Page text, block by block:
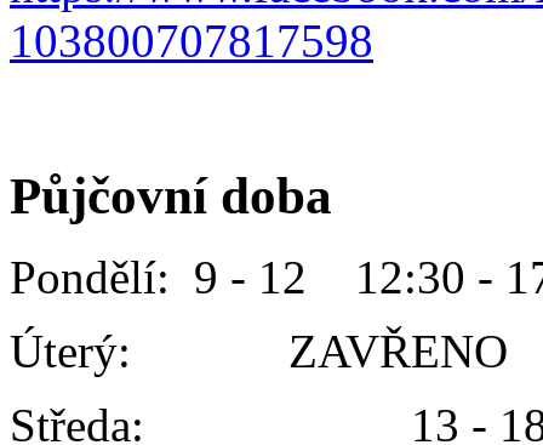
103800707817598
Půjčovní doba
Pondělí: 9 - 12 12:30 -
Úterý: ZAVŘENO
Středa: 13 -